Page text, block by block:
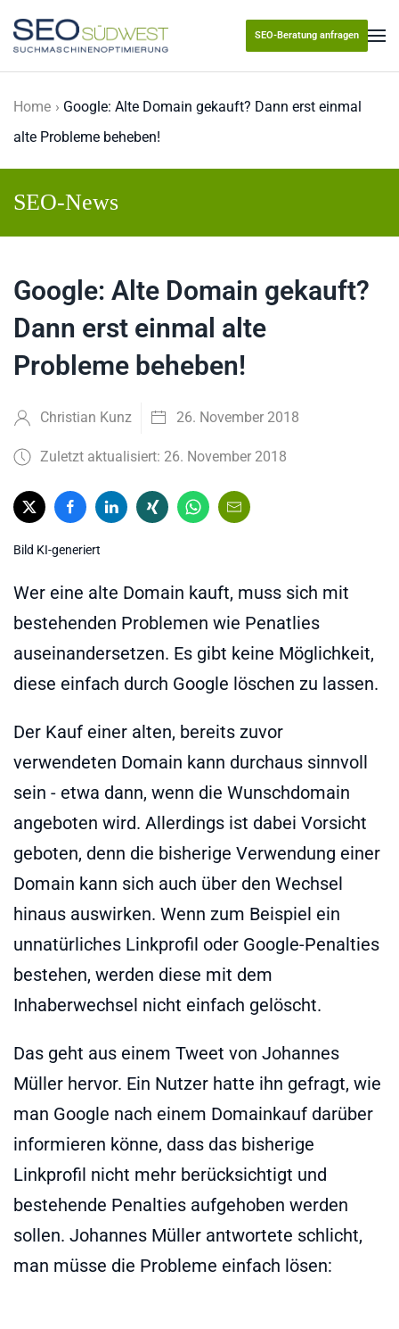
Skip to main content
SEO-Beratung anfragen
Home
Google: Alte Domain gekauft? Dann erst einmal
alte Probleme beheben!
SEO-News
Google: Alte Domain gekauft?
Dann erst einmal alte
Probleme beheben!
Christian Kunz 26. November 2018
Zuletzt aktualisiert: 26. November 2018
Bild KI-generiert
Wer eine alte Domain kauft, muss sich mit
bestehenden Problemen wie Penatlies
auseinandersetzen. Es gibt keine Möglichkeit,
diese einfach durch Google löschen zu lassen.
Der Kauf einer alten, bereits zuvor
verwendeten Domain kann durchaus sinnvoll
sein - etwa dann, wenn die Wunschdomain
angeboten wird. Allerdings ist dabei Vorsicht
geboten, denn die bisherige Verwendung einer
Domain kann sich auch über den Wechsel
hinaus auswirken. Wenn zum Beispiel ein
unnatürliches Linkprofil oder Google-Penalties
bestehen, werden diese mit dem
Inhaberwechsel nicht einfach gelöscht.
Das geht aus einem Tweet von Johannes
Müller hervor. Ein Nutzer hatte ihn gefragt, wie
man Google nach einem Domainkauf darüber
informieren könne, dass das bisherige
Linkprofil nicht mehr berücksichtigt und
bestehende Penalties aufgehoben werden
sollen. Johannes Müller antwortete schlicht,
man müsse die Probleme einfach lösen: